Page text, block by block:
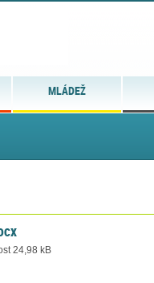
MLÁDEŽ
24,98 kB